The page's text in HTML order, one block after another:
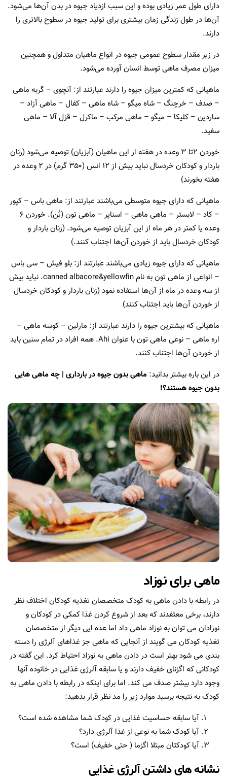
دارای طول عمر زیادی بوده و این سبب ازدیاد جیوه در بدن آن‌ها می‌شود.
آن‌ها در طول زندگی زمان بیشتری برای تولید جیوه در سطوح بالاتری را
دارند.
در زیر مقدار سطوح عمومی جیوه در انواع ماهیان متداول و همچنین
میزان مصرف ماهی توسط انسان آورده می‌شود.
ماهیانی که کمترین میزان جیوه را دارند عبارتند از: آنچوی – گربه ماهی
– صدف – خرچنگ – شاه میگو – شاه ماهی – کفال – ماهی آزاد –
ساردین – کلیکا – میگو – ماهی مرکب – ماکرل – قزل آلا – ماهی
سفید.
خوردن ۲تا ۳ وعده در هفته از این ماهیان (آبزیان) توصیه می‌شود (زنان
باردار و کودکان خردسال نباید بیش از ۱۲ انس (۳۵۰ گرم) در ۲ وعده در
هفته بخورند)
ماهیانی که دارای جیوه متوسطی می‌باشند عبارتند از: ماهی باس – کپور
– کاد – لابستر – ماهی ماهی – اسناپر – ماهی تون (تُن). خوردن ۶
وعده یا کمتر در هر ماه از این آبزیان توصیه می‌شود. (زنان باردار و
کودکان خردسال باید از خوردن آن‌ها اجتناب کنند.)
ماهیانی که دارای جیوه زیادی می‌باشند عبارتند از: بلو فیش – سی باس
– انواعی از ماهی تون به نام canned albacore&yellowfin. نباید بیش
از سه وعده در ماه از آن‌ها استفاده نمود (زنان باردار و کودکان خردسال
از خوردن آن‌ها باید اجتناب کنند)
ماهیانی که بیشترین جیوه را دارند عبارتند از: مارلین – کوسه ماهی –
اره ماهی – نوعی ماهی تون با عنوان Ahi. همه افراد در تمام سنین باید
از خوردن آن‌ها اجتناب کنند.
در این باره بیشتر بدانید: ماهی بدون جیوه در بارداری | چه ماهی هایی
بدون جیوه هستند؟!
ماهی برای نوزاد
در رابطه با دادن ماهی به کودک متخصصان تغذیه کودکان اختلاف نظر
دارند، برخی معتفدند که بعد از شروع کردن غذا کمکی در کودکان و
نوزادان می توان به نوزاد ماهی داد اما عده ایی دیگر از متخصصان
تغذیه کودکان می گویند از آنجایی که ماهی جز غذاهای آلرژی را دسته
بندی می شود بهتر است در دادن ماهی به نوزاد احتیاط کرد. این گفته در
کودکانی که اگزنای خفیف دارند و یا سابقه آلرژی غذایی در خانوده آنها
وجود دارد بیشتر صدف می کند. اما برای اینکه در رابطه با دادن ماهی به
کودک به نتیجه برسید موارد زیر را مد نظر قرار بدهید:
آیا سابقه حساسیت غذایی در کودک شما مشاهده شده است؟
آیا کودک شما به نوعی از غذا آلرژی دارد؟
آیا کودکتان مبتلا اگزما ( حتی خفیف) است؟
نشانه های داشتن آلرژی غذایی